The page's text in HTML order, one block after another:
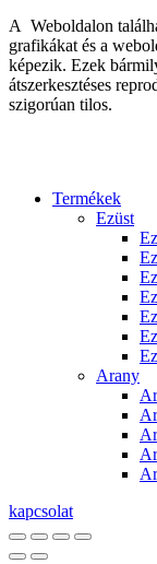
A Weboldalon
grafikákat és a
képezik. Ezek
átszerkesztéses
szigorúan tilos.
Termékek
Ezüst
Arany
kapcsolat